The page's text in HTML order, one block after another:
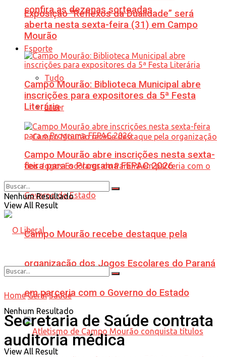
confira as dezenas sorteadas
Esporte
Tudo
Lazer
Campo Mourão recebe destaque pela
organização dos Jogos Escolares do Paraná
em parceria com o Governo do Estado
Exposição “Reflexos da Dualidade” será
aberta nesta sexta-feira (31) em Campo
Mourão
Campo Mourão: Biblioteca Municipal abre
inscrições para expositores da 5ª Festa
Literária
Campo Mourão abre inscrições nesta sexta-
feira para o Programa FEPAC 2026
Nenhum Resultado
View All Result
Nenhum Resultado
View All Result
Home Geral Saúde
Secretaria de Saúde contrata
auditoria médica